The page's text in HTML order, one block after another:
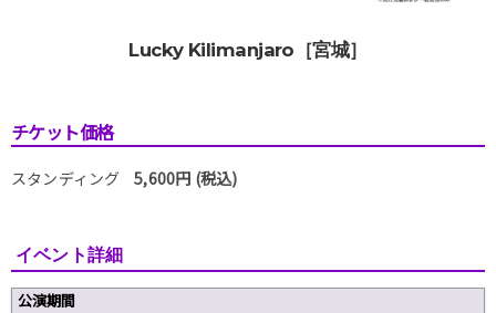
Lucky Kilimanjaro［宮城］
チケット価格
スタンディング 5,600円 (税込)
イベント詳細
公演期間